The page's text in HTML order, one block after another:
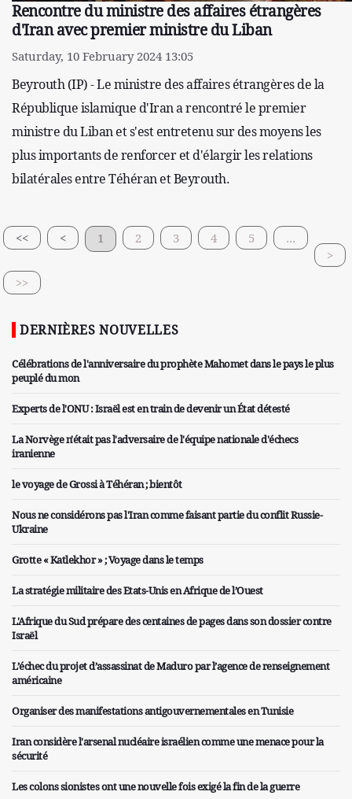
Rencontre du ministre des affaires étrangères
d'Iran avec premier ministre du Liban
Saturday, 10 February 2024 13:05
Beyrouth (IP) - Le ministre des affaires étrangères de la
République islamique d'Iran a rencontré le premier
ministre du Liban et s'est entretenu sur des moyens les
plus importants de renforcer et d'élargir les relations
bilatérales entre Téhéran et Beyrouth.
<< < 1 2 3 4 5
...
>
>>
DERNIÈRES NOUVELLES
Célébrations de l'anniversaire du prophète Mahomet dans le pays le plus
peuplé du mon
Experts de l'ONU : Israël est en train de devenir un État détesté
La Norvège n'était pas l'adversaire de l'équipe nationale d'échecs
iranienne
le voyage de Grossi à Téhéran ; bientôt
Nous ne considérons pas l'Iran comme faisant partie du conflit Russie-
Ukraine
Grotte « Katlekhor » ; Voyage dans le temps
La stratégie militaire des Etats-Unis en Afrique de l’Ouest
L'Afrique du Sud prépare des centaines de pages dans son dossier contre
Israël
L’échec du projet d’assassinat de Maduro par l’agence de renseignement
américaine
Organiser des manifestations antigouvernementales en Tunisie
Iran considère l'arsenal nucléaire israélien comme une menace pour la
sécurité
Les colons sionistes ont une nouvelle fois exigé la fin de la guerre